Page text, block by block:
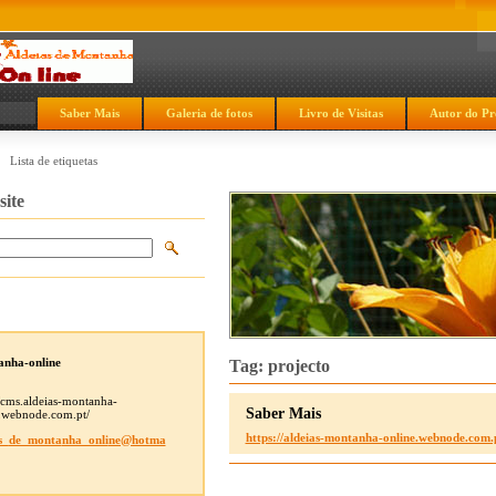
Saber Mais Galeria de fotos Livro de Visitas Autor do
Lista de etiquetas
Tag: projecto
Saber Mais
https://aldeias-montanha-
online
montanha-
de_montanha_online@hotma